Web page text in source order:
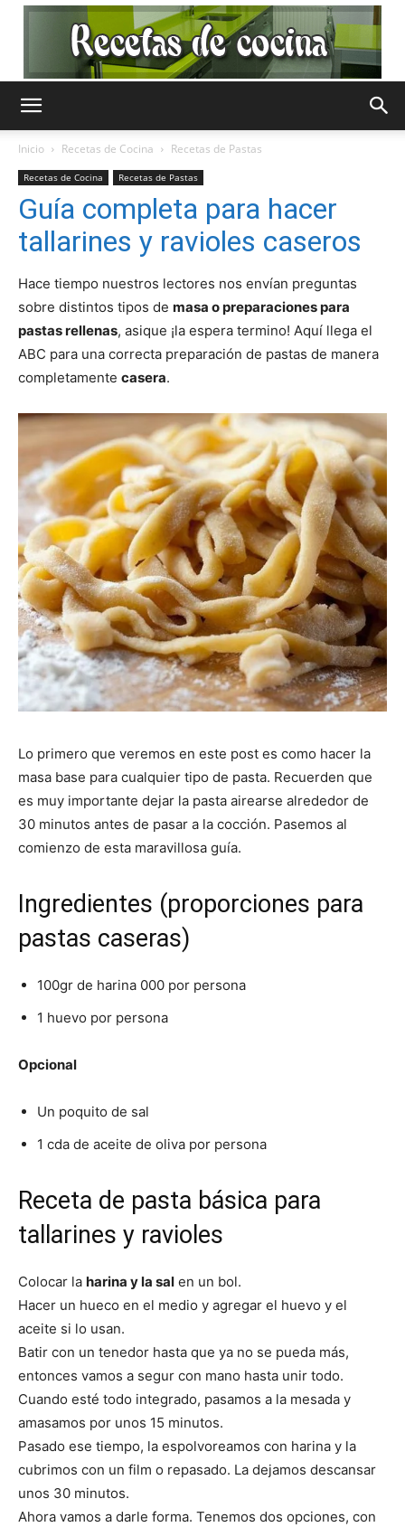
Cocina
Gratis
Receta
Cocina
Online
Recetas
Inicio Recetas de Cocina Recetas de Pastas
Recetas de Cocina Recetas de Pastas
Guía completa para hacer
tallarines y ravioles caseros
Hace tiempo nuestros lectores nos envían preguntas
sobre distintos tipos de masa o preparaciones para
pastas rellenas, asique ¡la espera termino! Aquí llega el
ABC para una correcta preparación de pastas de manera
completamente casera.
Lo primero que veremos en este post es como hacer la
masa base para cualquier tipo de pasta. Recuerden que
es muy importante dejar la pasta airearse alrededor de
30 minutos antes de pasar a la cocción. Pasemos al
comienzo de esta maravillosa guía.
Ingredientes (proporciones para
pastas caseras)
100gr de harina 000 por persona
1 huevo por persona
Opcional
Un poquito de sal
1 cda de aceite de oliva por persona
Receta de pasta básica para
tallarines y ravioles
Colocar la harina y la sal en un bol.
Hacer un hueco en el medio y agregar el huevo y el
aceite si lo usan.
Batir con un tenedor hasta que ya no se pueda más,
entonces vamos a segur con mano hasta unir todo.
Cuando esté todo integrado, pasamos a la mesada y
amasamos por unos 15 minutos.
Pasado ese tiempo, la espolvoreamos con harina y la
cubrimos con un film o repasado. La dejamos descansar
unos 30 minutos.
Ahora vamos a darle forma. Tenemos dos opciones, con